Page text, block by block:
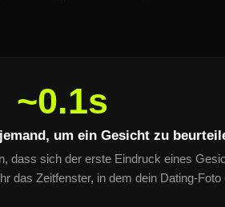
~0.1s
um ein Gesicht zu
dass sich der erste Eindruck eines
das Zeitfenster, in dem dein Dating-